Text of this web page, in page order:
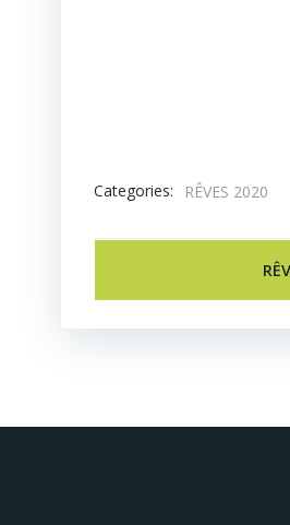
Categories: RÊVES 2020